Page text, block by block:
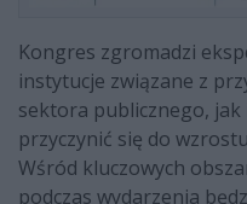
Kongres zgromadzi
instytucje związane z
sektora publicznego,
przyczynić się do
Wśród kluczowych
podczas wydarzenia